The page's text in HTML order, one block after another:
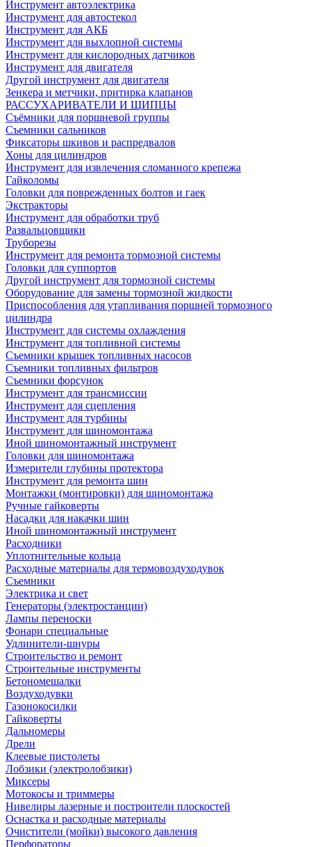
Инструмент автоэлектрика
Инструмент для автостекол
Инструмент для АКБ
Инструмент для выхлопной системы
Инструмент для кислородных датчиков
Инструмент для двигателя
Другой инструмент для двигателя
Зенкера и метчики, притирка клапанов
РАССУХАРИВАТЕЛИ И ЩИПЦЫ
Съёмники для поршневой группы
Съемники сальников
Фиксаторы шкивов и распредвалов
Хоны для цилиндров
Инструмент для извлечения сломанного крепежа
Гайколомы
Головки для поврежденных болтов и гаек
Экстракторы
Инструмент для обработки труб
Развальцовщики
Труборезы
Инструмент для ремонта тормозной системы
Головки для суппортов
Другой инструмент для тормозной системы
Оборудование для замены тормозной жидкости
Приспособления для утапливания поршней тормозного
цилиндра
Инструмент для системы охлаждения
Инструмент для топливной системы
Съемники крышек топливных насосов
Съемники топливных фильтров
Съемники форсунок
Инструмент для трансмиссии
Инструмент для сцепления
Инструмент для турбины
Инструмент для шиномонтажа
Иной шиномонтажный инструмент
Головки для шиномонтажа
Измерители глубины протектора
Инструмент для ремонта шин
Монтажки (монтировки) для шиномонтажа
Ручные гайковерты
Насадки для накачки шин
Иной шиномонтажный инструмент
Расходники
Уплотнительные кольца
Расходные материалы для термовоздуходувок
Съемники
Электрика и свет
Генераторы (электростанции)
Лампы переноски
Фонари специальные
Удлинители-шнуры
Строительство и ремонт
Строительные инструменты
Бетономешалки
Воздуходувки
Газонокосилки
Гайковерты
Дальномеры
Дрели
Клеевые пистолеты
Лобзики (электролобзики)
Миксеры
Мотокосы и триммеры
Нивелиры лазерные и построители плоскостей
Оснастка и расходные материалы
Очистители (мойки) высокого давления
Перфораторы